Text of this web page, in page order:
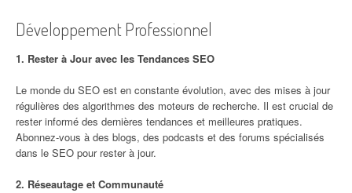
Développement Professionnel
1. Rester à Jour avec les Tendances SEO
Le monde du SEO est en constante évolution, avec des mises à jour
régulières des algorithmes des moteurs de recherche. Il est crucial de
rester informé des dernières tendances et meilleures pratiques.
Abonnez-vous à des blogs, des podcasts et des forums spécialisés
dans le SEO pour rester à jour.
2. Réseautage et Communauté